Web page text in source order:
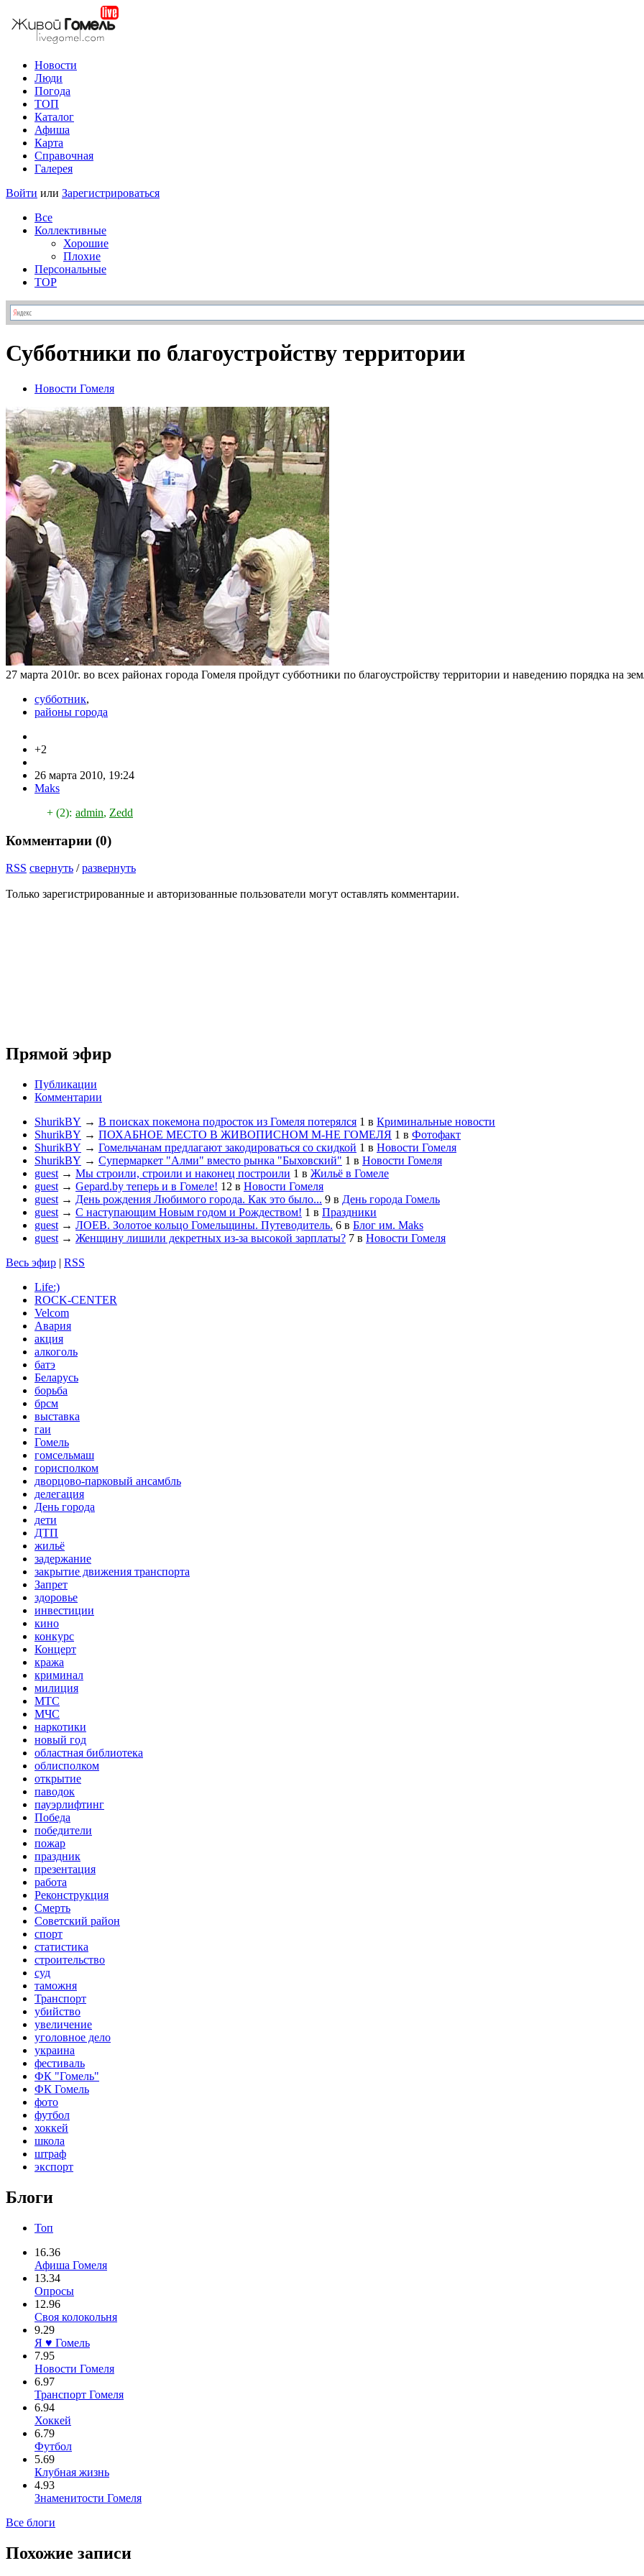
Новости
Люди
Погода
ТОП
Каталог
Афиша
Карта
Справочная
Галерея
Войти или Зарегистрироваться
Все
Коллективные
Хорошие
Плохие
Персональные
TOP
Субботники по благоустройству территории
Новости Гомеля
27 марта 2010г. во всех районах города Гомеля пройдут субботники по благоустройству территории и наведению порядка на
субботник,
районы города
+2
26 марта 2010, 19:24
Maks
+ (2): admin, Zedd
Комментарии (0)
RSS свернуть /развернуть
Только зарегистрированные и авторизованные пользователи могут оставлять комментарии.
Прямой эфир
Публикации
Комментарии
ShurikBY → В поисках покемона подросток из Гомеля потерялся 1 в Криминальные новости
ShurikBY → ПОХАБНОЕ МЕСТО В ЖИВОПИСНОМ М-НЕ ГОМЕЛЯ 1 в Фотофакт
ShurikBY → Гомельчанам предлагают закодироваться со скидкой 1 в Новости Гомеля
ShurikBY → Супермаркет "Алми" вместо рынка "Быховский" 1 в Новости Гомеля
guest → Мы строили, строили и наконец построили 1 в Жильё в Гомеле
guest → Gepard.by теперь и в Гомеле! 12 в Новости Гомеля
guest → День рождения Любимого города. Как это было... 9 в День города Гомель
guest → С наступающим Новым годом и Рождеством! 1 в Праздники
guest → ЛОЕВ. Золотое кольцо Гомельщины. Путеводитель. 6 в Блог им. Maks
guest → Женщину лишили декретных из-за высокой зарплаты? 7 в Новости Гомеля
Весь эфир | RSS
Life:)
ROCK-CENTER
Velcom
Авария
акция
алкоголь
батэ
Беларусь
борьба
брсм
выставка
гаи
Гомель
гомсельмаш
горисполком
дворцово-парковый ансамбль
делегация
День города
дети
ДТП
жильё
задержание
закрытие движения транспорта
Запрет
здоровье
инвестиции
кино
конкурс
Концерт
кража
криминал
милиция
МТС
МЧС
наркотики
новый год
областная библиотека
облисполком
открытие
паводок
пауэрлифтинг
Победа
победители
пожар
праздник
презентация
работа
Реконструкция
Смерть
Советский район
спорт
статистика
строительство
суд
таможня
Транспорт
убийство
увеличение
уголовное дело
украина
фестиваль
ФК "Гомель"
ФК Гомель
фото
футбол
хоккей
школа
штраф
экспорт
Блоги
Топ
16.36
Афиша Гомеля
13.34
Опросы
12.96
Своя колокольня
9.29
Я ♥ Гомель
7.95
Новости Гомеля
6.97
Транспорт Гомеля
6.94
Хоккей
6.79
Футбол
5.69
Клубная жизнь
4.93
Знаменитости Гомеля
Все блоги
Похожие записи